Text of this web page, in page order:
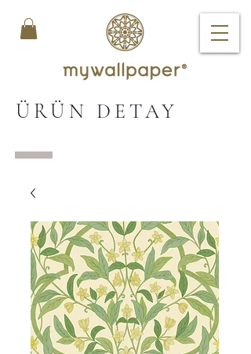
ÜRÜN DETAY